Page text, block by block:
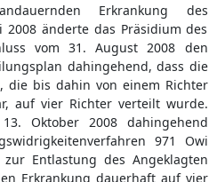
Erkrankung des
2008 änderte das Präsidium des
vom 31. August 2008 den
dahingehend, dass die
die bis dahin von einem Richter
auf vier Richter verteilt wurde.
Oktober 2008 dahingehend
971 Owi
Entlastung des Angeklagten
Erkrankung dauerhaft auf vier